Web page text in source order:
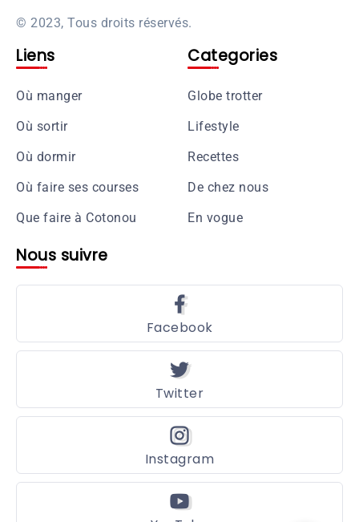
© 2023, Tous droits réservés.
Liens
Où manger
Où sortir
Où dormir
Où faire ses courses
Que faire à Cotonou
Categories
Globe trotter
Lifestyle
Recettes
De chez nous
En vogue
Nous suivre
Facebook
Twitter
Instagram